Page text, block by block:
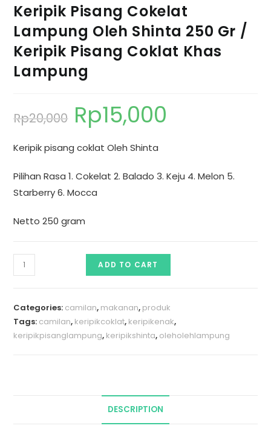
Keripik Pisang Cokelat
Lampung Oleh Shinta 250 Gr /
Keripik Pisang Coklat Khas
Lampung
Rp20,000 Rp15,000
Keripik pisang coklat Oleh Shinta
Pilihan Rasa 1. Cokelat 2. Balado 3. Keju 4. Melon 5.
Starberry 6. Mocca
Netto 250 gram
ADD TO CART
Categories: camilan, makanan, produk
Tags: camilan, keripikcoklat, keripikenak,
keripikpisanglampung, keripikshinta, oleholehlampung
DESCRIPTION